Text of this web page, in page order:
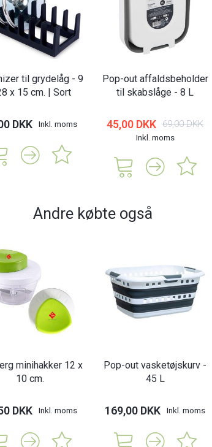
til grydelåg - 9
x 15 cm. | Sort
DKK Inkl. moms
Pop-out affaldsbeholder
til skabslåge - 8 L
45,00 DKK 69,00 DKK
Inkl. moms
Andre købte også
minihakker 12 x
10 cm.
DKK Inkl. moms
Pop-out vasketøjskurv -
45 L
169,00 DKK Inkl. moms